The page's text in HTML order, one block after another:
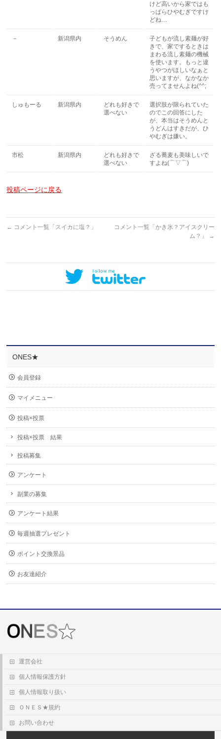
けど高いから家ではも
っぱらひやむぎですけ
どね…
－ 新潟県内 そうめん
子どもが流し素麺が好
きで、家でするときは
まわる流し素麺の機械
を使います。もっと違
うやつがほしいなぁと
思いますが、なかなか
売ってませんよね(^^;
しゅもーる 新潟県内
どれも好きで
選べない
選択肢が限られていた
のでこの回答にした
が、本当はそうめんと
うどんはすきだが、ひ
やむぎは嫌い。
市松 新潟県内
どれも好きで
選べない
ざる蕎麦も美味しいで
すよね(⌒▽⌒)
投稿ページに戻る
← コメント一覧「スイカに塩？」
コメント一覧「かき氷？アイスクリー
ム？」
→
ONES★
会員登録
マイメニュー
投稿×投票
投稿×投票 結果
投稿募集
アンケート
副業の募集
アンケート結果
毎週抽選プレゼント
ポイント交換景品
お友達紹介
運営会社
個人情報保護方針
個人情報取り扱い
ＯＮＥＳ★規約
お問い合わせ